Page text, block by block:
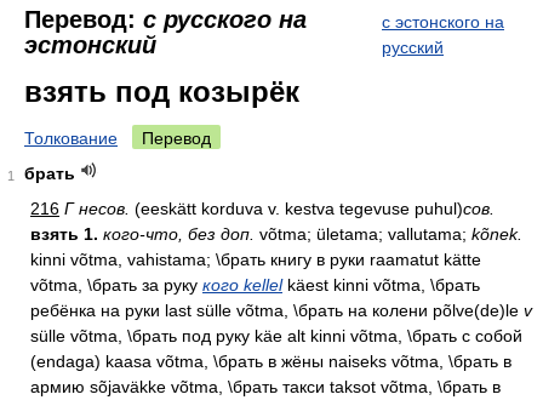
Перевод: с русского на
эстонский
с эстонского на
русский
взять под козырёк
Толкование Перевод
1
брать
216 Г несов. (eeskätt korduva v. kestva tegevuse puhul)сов.
взять 1. кого-что, без доп. võtma; ületama; vallutama; kõnek.
kinni võtma, vahistama; \брать книгу в руки raamatut kätte
võtma, \брать за руку кого kellelkäest kinni võtma, \брать
ребёнка на руки last sülle võtma, \брать на колени põlve(de)le v
sülle võtma, \брать под руку käe alt kinni võtma, \брать с собой
(endaga) kaasa võtma, \брать в жёны naiseks võtma, \брать в
армию sõjaväkke võtma, \брать такси taksot võtma, \брать в